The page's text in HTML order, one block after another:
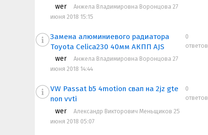
wer
Анжела Владимировна Воронцова 27
июня 2018 15:15
Замена алюминиевого радиатора
Toyota Celica230 40мм АКПП AJS
wer
Анжела Владимировна Воронцова 27
июня 2018 14:44
0
ответов
VW Passat b5 4motion свап на 2jz gte
non vvti
wer
Александр Викторович Меньщиков 25
июня 2018 05:07
0
ответов